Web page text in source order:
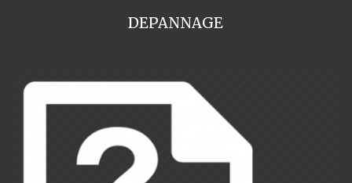
DEPANNAGE